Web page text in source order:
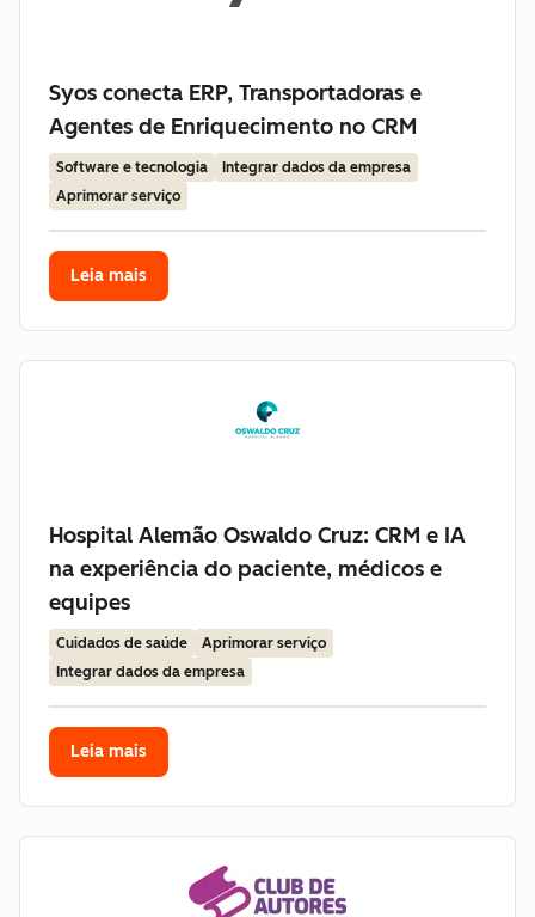
Syos conecta ERP, Transportadoras e
Agentes de Enriquecimento no CRM
Software e tecnologia
Integrar dados da empresa
Aprimorar serviço
Leia mais
Hospital Alemão Oswaldo Cruz: CRM e IA
na experiência do paciente, médicos e
equipes
Cuidados de saúde
Aprimorar serviço
Integrar dados da empresa
Leia mais